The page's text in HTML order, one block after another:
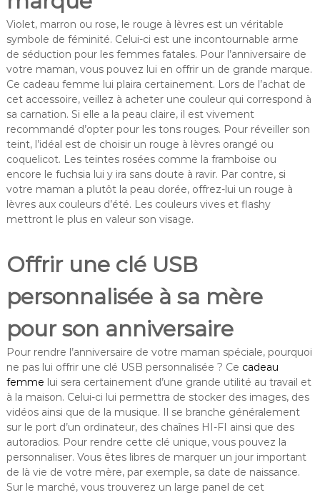
Violet, marron ou rose, le rouge à lèvres est un véritable
symbole de féminité. Celui-ci est une incontournable arme
de séduction pour les femmes fatales. Pour l’anniversaire de
votre maman, vous pouvez lui en offrir un de grande marque.
Ce cadeau femme lui plaira certainement. Lors de l’achat de
cet accessoire, veillez à acheter une couleur qui correspond à
sa carnation. Si elle a la peau claire, il est vivement
recommandé d’opter pour les tons rouges. Pour réveiller son
teint, l’idéal est de choisir un rouge à lèvres orangé ou
coquelicot. Les teintes rosées comme la framboise ou
encore le fuchsia lui y ira sans doute à ravir. Par contre, si
votre maman a plutôt la peau dorée, offrez-lui un rouge à
lèvres aux couleurs d’été. Les couleurs vives et flashy
mettront le plus en valeur son visage.
Offrir une clé USB
personnalisée à sa mère
pour son anniversaire
Pour rendre l’anniversaire de votre maman spéciale, pourquoi
ne pas lui offrir une clé USB personnalisée ? Ce cadeau
femme lui sera certainement d’une grande utilité au travail et
à la maison. Celui-ci lui permettra de stocker des images, des
vidéos ainsi que de la musique. Il se branche généralement
sur le port d’un ordinateur, des chaînes HI-FI ainsi que des
autoradios. Pour rendre cette clé unique, vous pouvez la
personnaliser. Vous êtes libres de marquer un jour important
de là vie de votre mère, par exemple, sa date de naissance.
Sur le marché, vous trouverez un large panel de cet